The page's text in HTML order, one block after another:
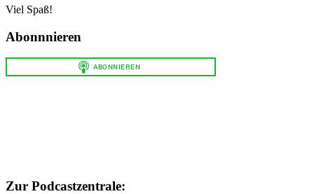
Viel Spaß!
Abonnnieren
Zur Podcastzentrale: